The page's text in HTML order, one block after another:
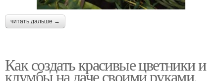
читать дальше →
Как создать красивые цветники и
клумбы на даче своими руками.